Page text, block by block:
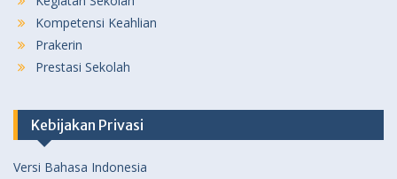
Kompetensi Keahlian
Prakerin
Prestasi Sekolah
Kebijakan Privasi
Versi Bahasa Indonesia